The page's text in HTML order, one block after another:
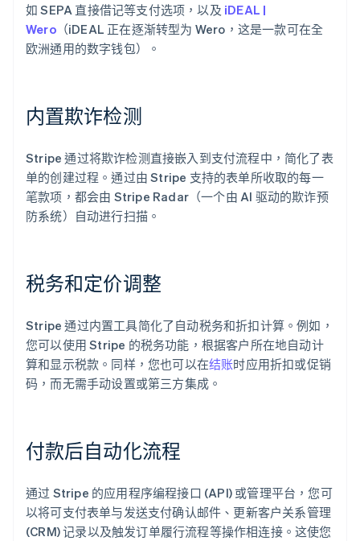
如 SEPA 直接借记等支付选项，以及 iDEAL |
Wero（iDEAL 正在逐渐转型为 Wero，这是一款可在全
欧洲通用的数字钱包）。
内置欺诈检测
Stripe 通过将欺诈检测直接嵌入到支付流程中，简化了表
单的创建过程。通过由 Stripe 支持的表单所收取的每一
笔款项，都会由 Stripe Radar（一个由 AI 驱动的欺诈预
防系统）自动进行扫描。
税务和定价调整
Stripe 通过内置工具简化了自动税务和折扣计算。例如，
您可以使用 Stripe 的税务功能，根据客户所在地自动计
算和显示税款。同样，您也可以在结账时应用折扣或促销
码，而无需手动设置或第三方集成。
付款后自动化流程
通过 Stripe 的应用程序编程接口 (API) 或管理平台，您可
以将可支付表单与发送支付确认邮件、更新客户关系管理
(CRM) 记录以及触发订单履行流程等操作相连接。这使您